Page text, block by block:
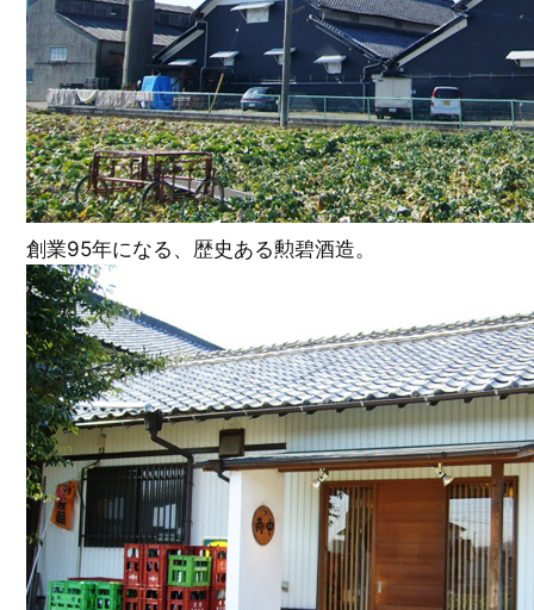
創業95年になる、歴史ある勲碧酒造。